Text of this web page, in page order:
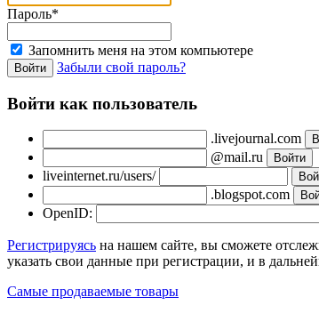
Пароль*
Запомнить меня на этом компьютере
Забыли свой пароль?
Войти как пользователь
.livejournal.com
@mail.ru
liveinternet.ru/users/
.blogspot.com
OpenID:
Регистрируясь на нашем сайте, вы сможете
указать свои данные при регистрации, и в
Самые продаваемые товары